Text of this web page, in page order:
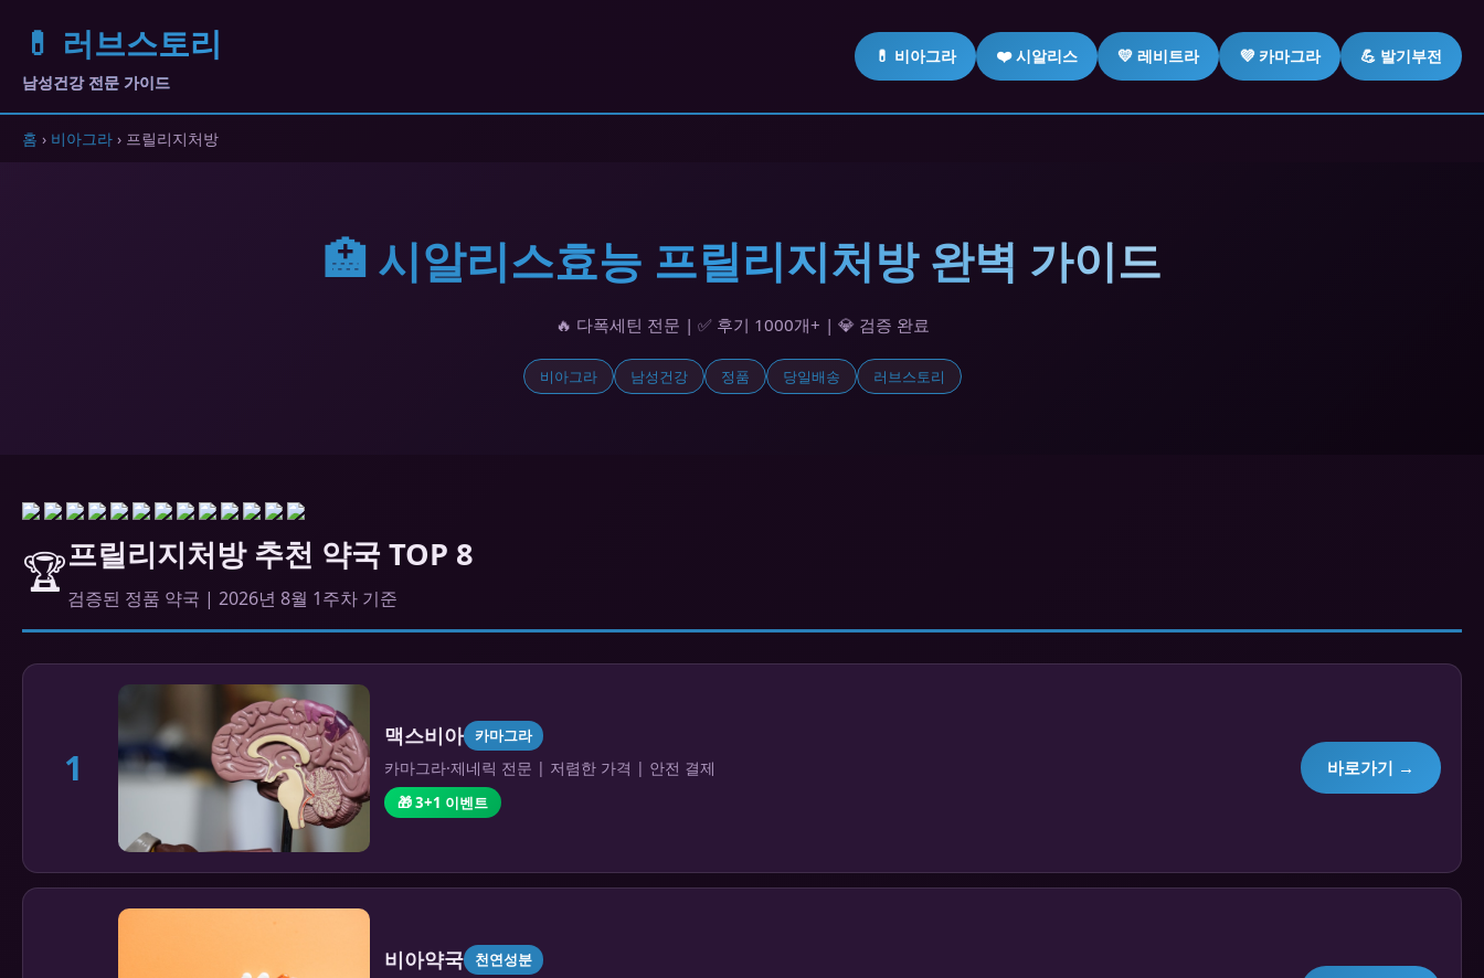
💊 러브스토리
남성건강 전문 가이드
💊 비아그라 ❤️ 시알리스 💛 레비트라 💜 카마그라 💪 발기부전
홈 › 비아그라 › 프릴리지처방
🏥 시알리스효능 프릴리지처방 완벽 가이드
🔥 다폭세틴 전문 | ✅ 후기 1000개+ | 💎 검증 완료
비아그라 남성건강 정품 당일배송 러브스토리
🏆프릴리지처방 추천 약국 TOP 8
검증된 정품 약국 | 2026년 8월 1주차 기준
1
맥스비아 카마그라
카마그라·제네릭 전문 | 저렴한 가격 | 안전 결제
🎁 3+1 이벤트
바로가기 →
비아약국 천연성분